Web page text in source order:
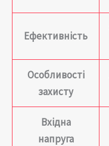
Ефективність
Особливості
захисту
Вхідна
напруга